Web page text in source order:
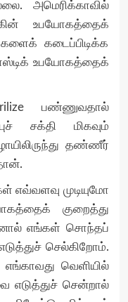
அமெரிக்காவில்
உபயோகத்தைக்
கடைப்பிடிக்க
உபயோகத்தைக்
பண்ணுவதால்
சக்தி மிகவும்
தண்ணீர்
எவ்வளவு முடியுமோ
குறைத்து
எங்கள் சொந்தப்
செல்கிறோம்.
வெளியில்
சென்றால்